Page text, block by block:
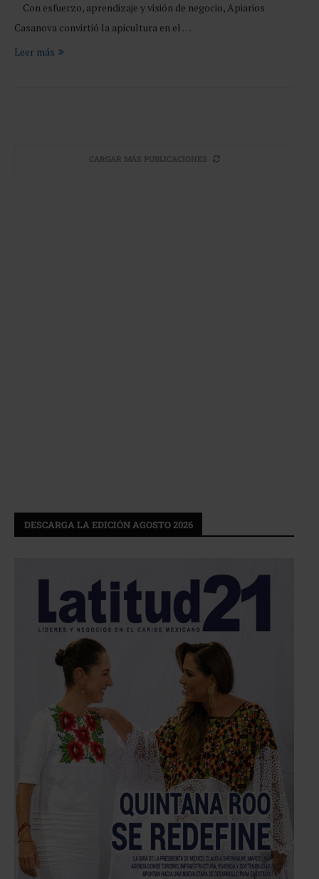
Con esfuerzo, aprendizaje y visión de negocio, Apiarios
Casanova convirtió la apicultura en el …
Leer más
CARGAR MÁS PUBLICACIONES
DESCARGA LA EDICIÓN AGOSTO 2026